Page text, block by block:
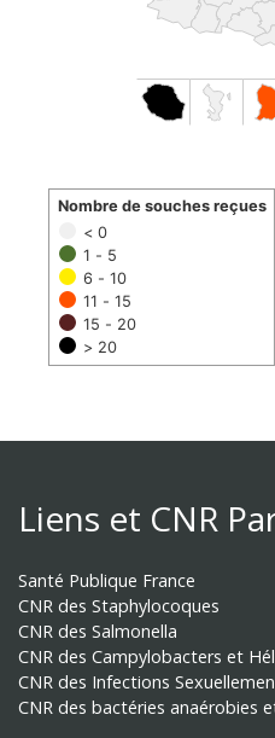
< 0
1 - 5
6 - 10
11 - 15
15 - 20
> 20
Nombre de souches reçues
Liens et CNR
Santé Publique France
CNR des Staphylocoques
CNR des Salmonella
CNR des Campylobacters et
CNR des Infections
CNR des bactéries anaérobies